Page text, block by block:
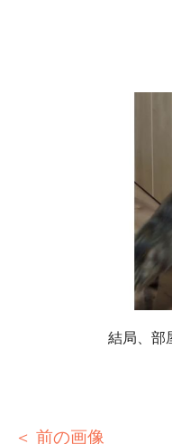
結局、部
＜ 前の画像